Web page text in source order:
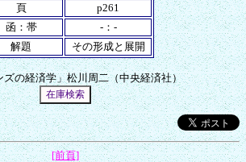
頁
p261
函：帯
-：-
解題
その形成と展開
[前頁]